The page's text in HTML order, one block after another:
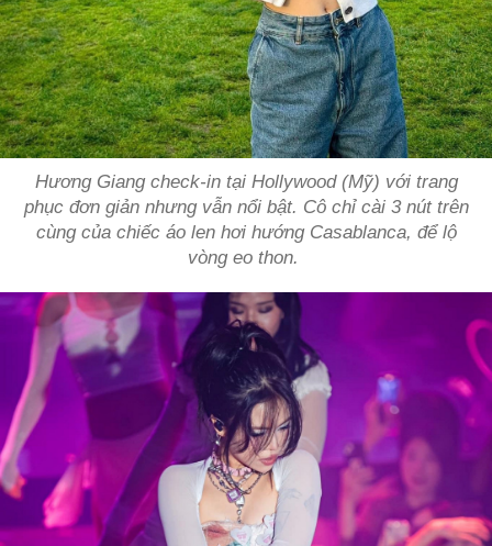
Hương Giang check-in tại Hollywood (Mỹ) với trang
phục đơn giản nhưng vẫn nổi bật. Cô chỉ cài 3 nút trên
cùng của chiếc áo len hơi hướng Casablanca, để lộ
vòng eo thon.